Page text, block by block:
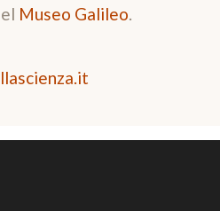
Museo Galileo.